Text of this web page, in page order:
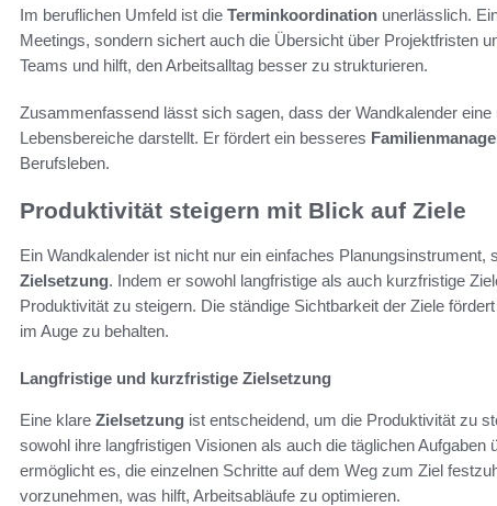
Im beruflichen Umfeld ist die Terminkoordination unerlässlich.
Meetings, sondern sichert auch die Übersicht über Projektfristen
Teams und hilft, den Arbeitsalltag besser zu strukturieren.
Zusammenfassend lässt sich sagen, dass der Wandkalender
Lebensbereiche darstellt. Er fördert ein besseres
Berufsleben.
Produktivität steigern mit Blick auf Ziele
Ein Wandkalender ist nicht nur ein einfaches
Zielsetzung. Indem er sowohl langfristige als auch kurzfristige
Produktivität zu steigern. Die ständige Sichtbarkeit der Ziele
im Auge zu behalten.
Langfristige und kurzfristige Zielsetzung
Eine klare Zielsetzung ist entscheidend, um die Produktivität zu
sowohl ihre langfristigen Visionen als auch die täglichen
ermöglicht es, die einzelnen Schritte auf dem Weg zum Ziel
vorzunehmen, was hilft, Arbeitsabläufe zu optimieren.